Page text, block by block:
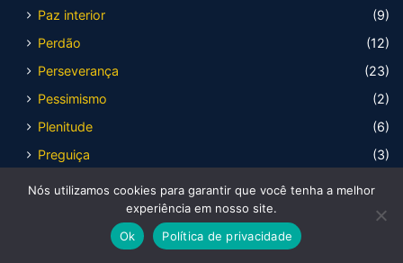
Paz interior
(9)
Perdão
(12)
Perseverança
(23)
Pessimismo
(2)
Plenitude
(6)
Preguiça
(3)
Preocupação
(5)
Nós utilizamos cookies para garantir que você tenha a melhor
experiência em nosso site.
Ok
Política de privacidade